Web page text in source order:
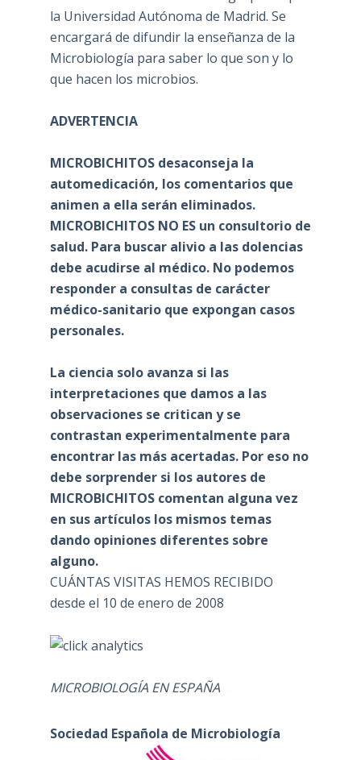
la Universidad Autónoma de Madrid. Se
encargará de difundir la enseñanza de la
Microbiología para saber lo que son y lo
que hacen los microbios.
ADVERTENCIA
MICROBICHITOS desaconseja la
automedicación, los comentarios que
animen a ella serán eliminados.
MICROBICHITOS NO ES un consultorio de
salud. Para buscar alivio a las dolencias
debe acudirse al médico. No podemos
responder a consultas de carácter
médico-sanitario que expongan casos
personales.
La ciencia solo avanza si las
interpretaciones que damos a las
observaciones se critican y se
contrastan experimentalmente para
encontrar las más acertadas. Por eso no
debe sorprender si los autores de
MICROBICHITOS comentan alguna vez
en sus artículos los mismos temas
dando opiniones diferentes sobre
alguno.
CUÁNTAS VISITAS HEMOS RECIBIDO
desde el 10 de enero de 2008
MICROBIOLOGÍA EN ESPAÑA
Sociedad Española de Microbiología